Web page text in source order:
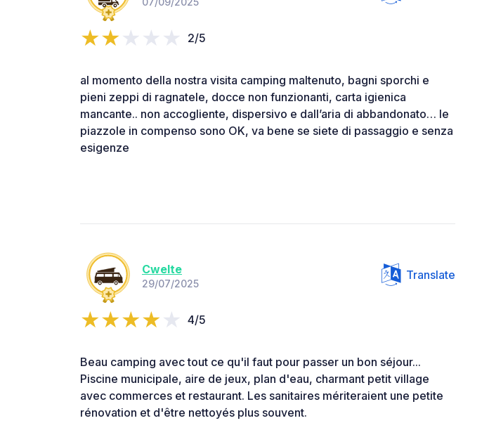
2/5
al momento della nostra visita camping maltenuto, bagni sporchi e
pieni zeppi di ragnatele, docce non funzionanti, carta igienica
mancante.. non accogliente, dispersivo e dall’aria di abbandonato… le
piazzole in compenso sono OK, va bene se siete di passaggio e senza
esigenze
Cwelte
29/07/2025
Translate
4/5
Beau camping avec tout ce qu'il faut pour passer un bon séjour...
Piscine municipale, aire de jeux, plan d'eau, charmant petit village
avec commerces et restaurant. Les sanitaires mériteraient une petite
rénovation et d'être nettoyés plus souvent.